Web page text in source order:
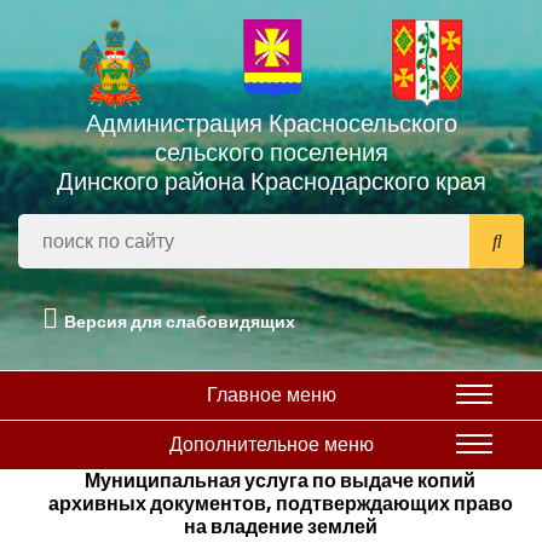
Администрация Красносельского
сельского поселения
Динского района Краснодарского края
Версия для слабовидящих
Главное меню
Дополнительное меню
Муниципальная услуга по выдаче копий
архивных документов, подтверждающих право
на владение землей